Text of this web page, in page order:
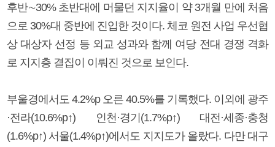
후반∼30% 초반대에 머물던 지지율이 약 3개월 만에 처음
으로 30%대 중반에 진입한 것이다. 체코 원전 사업 우선협
상 대상자 선정 등 외교 성과와 함께 여당 전대 경쟁 격화
로 지지층 결집이 이뤄진 것으로 보인다.
부울경에서도 4.2%p 오른 40.5%를 기록했다. 이외에 광주
·전라(10.6%p↑) 인천·경기(1.7%p↑) 대전·세종·충청
(1.6%p↑) 서울(1.4%p↑)에서도 지지도가 올랐다. 다만 대구